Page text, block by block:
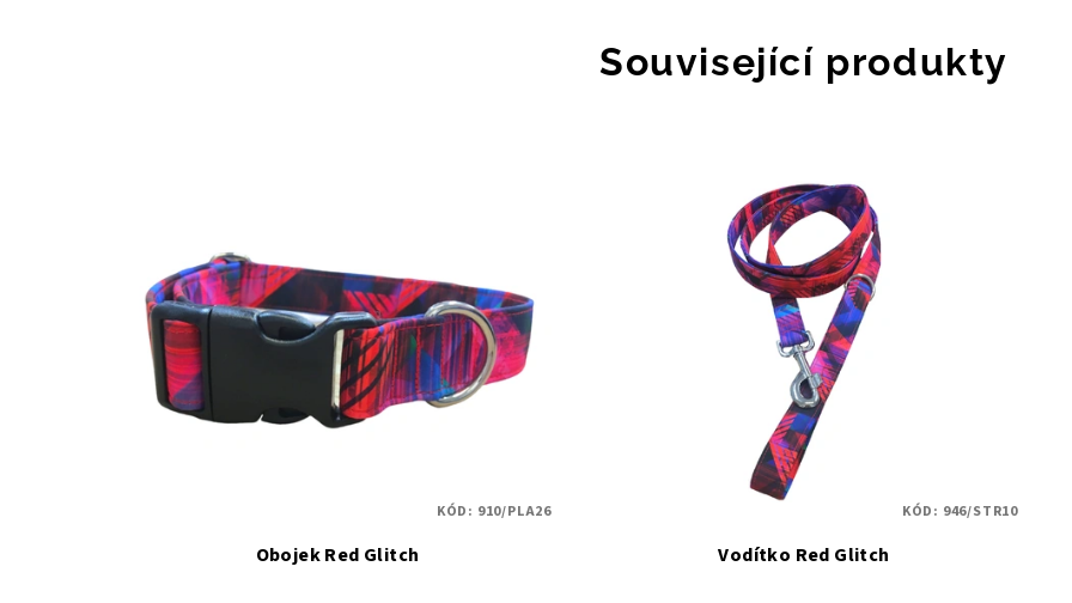
Související produkty
Obojek Red Glitch
KÓD: 910/PLA26
Vodítko Red Glitch
KÓD: 946/STR10